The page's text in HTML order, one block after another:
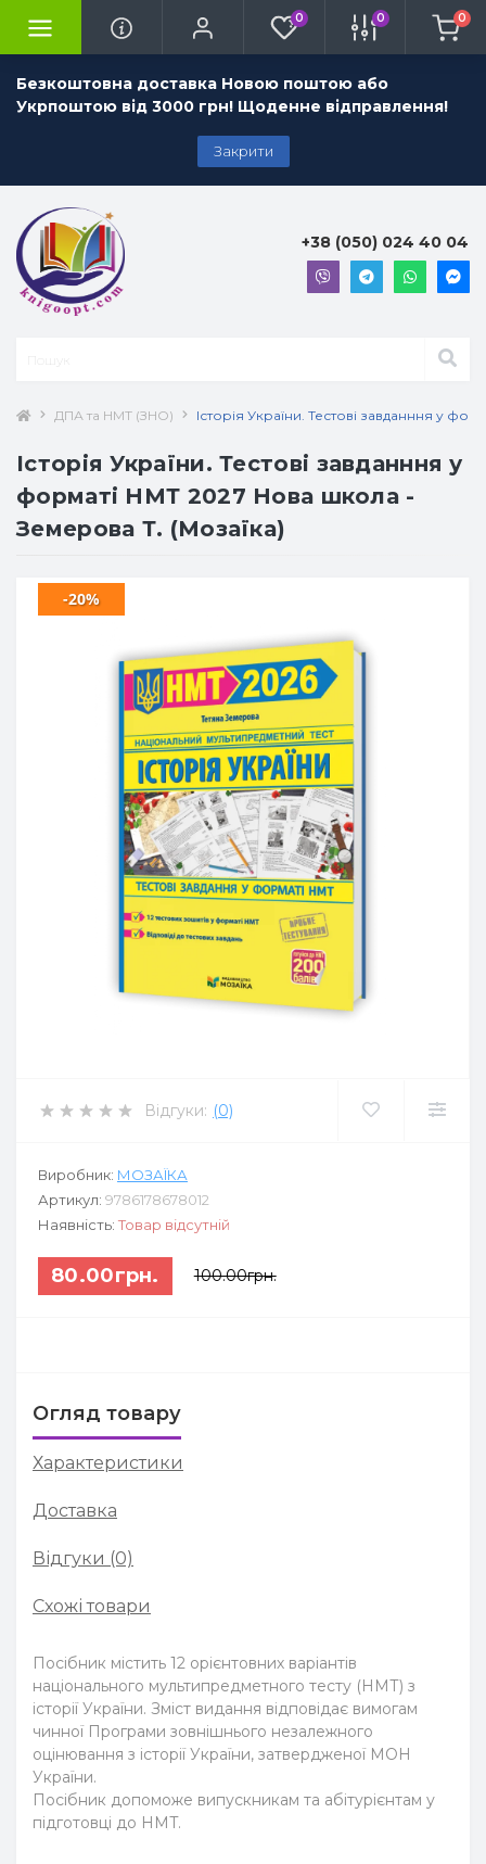
Безкоштовна доставка Новою поштою або
Укрпоштою від 3000 грн! Щоденне відправлення!
Закрити
0 0 0
+38 (050) 024 40 04
ДПА та НМТ (ЗНО) Історія України. Тестові завданння у
Історія України. Тестові завданння у
форматі НМТ 2027 Нова школа -
Земерова Т. (Мозаїка)
-20%
Відгуки: (0)
Виробник: МОЗАЇКА
Артикул: 9786178678012
Наявність: Товар відсутній
80.00грн. 100.00грн.
Огляд товару
Характеристики
Доставка
Відгуки (0)
Схожі товари
Посібник містить 12 орієнтовних варіантів
національного мультипредметного тесту (НМТ) з
історії України. Зміст видання відповідає вимогам
чинної Програми зовнішнього незалежного
оцінювання з історії України, затвердженої МОН
України.
Посібник допоможе випускникам та абітурієнтам у
підготовці до HMT.